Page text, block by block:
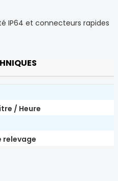
IP64 et connecteurs rapides
/ Heure
relevage